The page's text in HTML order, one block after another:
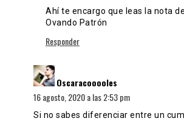
Ahí te encargo que leas la nota
Ovando Patrón
Responder
Oscaracooooles
16 agosto, 2020 a las 2:53 pm
Si no sabes diferenciar entre un